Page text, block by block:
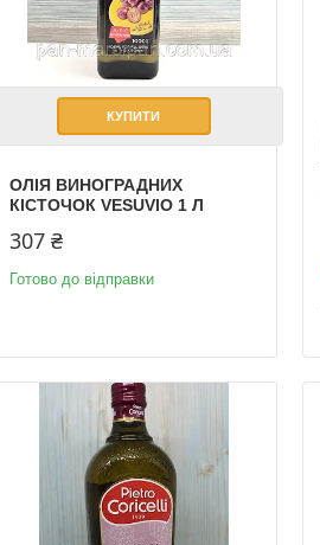
КУПИТИ
ОЛІЯ ВИНОГРАДНИХ
КІСТОЧОК VESUVIO 1 Л
307 ₴
Готово до відправки